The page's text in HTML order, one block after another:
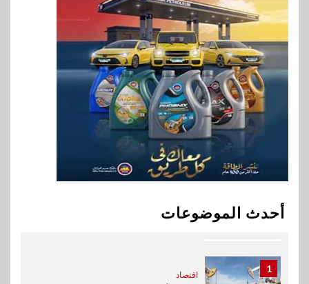
أحدث الموضوعات
هواوي: هاتف nova 15
Max بطارية ضخمة وتصميم متين
جهازًا مثاليًا للشباب
9 اقتصاد
إي اف چي فاينانس تستعرض
خطط نمو «بلد» لتعزيز حضورها
في سوق تحويلات المصريين
بالخارج
بيان توضيحي صادر عن شركة
ناتجاس
1
اقتصاد